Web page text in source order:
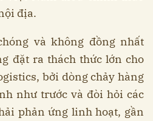
địa.
và không đồng nhất
đặt ra thách thức lớn cho
bởi dòng chảy hàng
như trước và đòi hỏi các
phản ứng linh hoạt, gần